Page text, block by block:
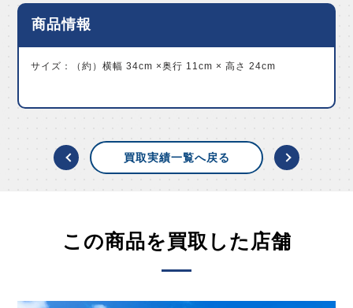
商品情報
サイズ：（約）横幅 34cm ×奥行 11cm × 高さ 24cm
買取実績一覧へ戻る
この商品を買取した店舗